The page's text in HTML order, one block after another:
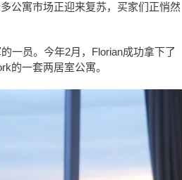
公寓市场正迎来复苏，买家们正悄然
一员。今年2月，Florian成功拿下了
的一套两居室公寓。